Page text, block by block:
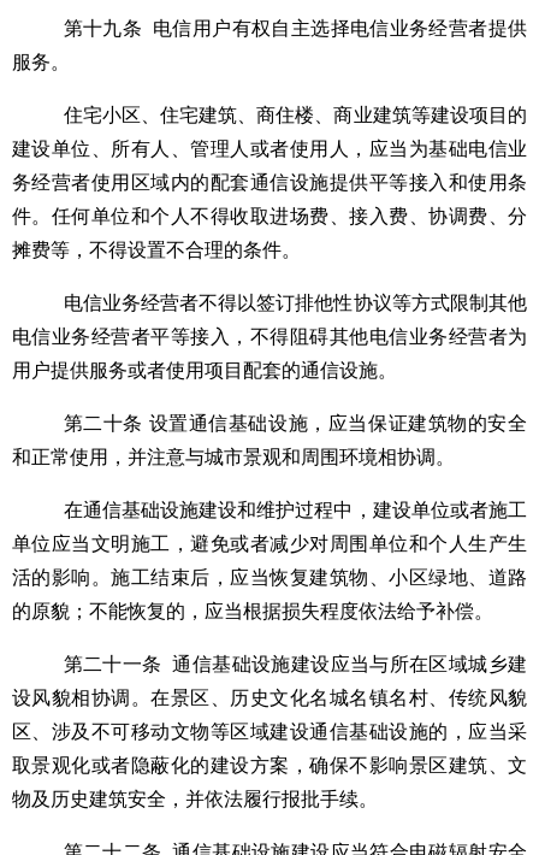
第十九条
电信用户有权自主选择电信业务经营者提供
服务。
住宅小区、住宅建筑、商住楼、商业建筑等建设项目的
建设单位、所有人、管理人或者使用人，应当为基础电信业
务经营者使用区域内的配套通信设施提供平等接入和使用条
件。任何单位和个人不得收取进场费、接入费、协调费、分
摊费等，不得设置不合理的条件。
电信业务经营者不得以签订排他性协议等方式限制其他
电信业务经营者平等接入，不得阻碍其他电信业务经营者为
用户提供服务或者使用项目配套的通信设施。
第二十条 设置通信基础设施，应当保证建筑物的安全
和正常使用，并注意与城市景观和周围环境相协调。
在通信基础设施建设和维护过程中，建设单位或者施工
单位应当文明施工，避免或者减少对周围单位和个人生产生
活的影响。施工结束后，应当恢复建筑物、小区绿地、道路
的原貌；不能恢复的，应当根据损失程度依法给予补偿。
第二十一条
通信基础设施建设应当与所在区域城乡建
设风貌相协调。在景区、历史文化名城名镇名村、传统风貌
区、涉及不可移动文物等区域建设通信基础设施的，应当采
取景观化或者隐蔽化的建设方案，确保不影响景区建筑、文
物及历史建筑安全，并依法履行报批手续。